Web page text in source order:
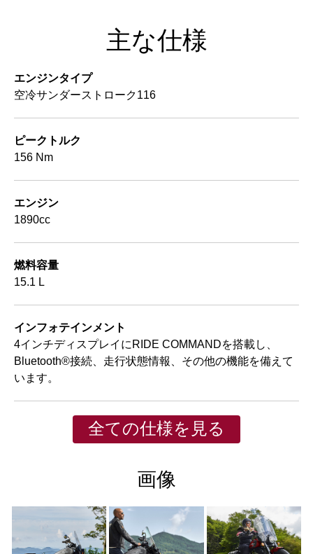
主な仕様
エンジンタイプ
空冷サンダーストローク116
ピークトルク
156 Nm
エンジン
1890cc
燃料容量
15.1 L
インフォテインメント
4インチディスプレイにRIDE COMMANDを搭載し、
Bluetooth®接続、走行状態情報、その他の機能を備えて
います。
全ての仕様を見る
画像